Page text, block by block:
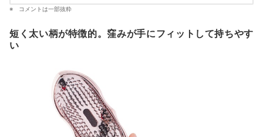
コメントは一部抜粋
短く太い柄が特徴的。窪みが手にフィットして持ちやす
い